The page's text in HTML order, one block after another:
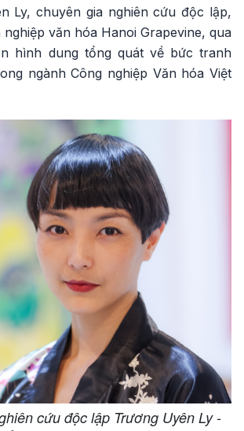
Ly, chuyên gia nghiên cứu độc lập,
văn hóa Hanoi Grapevine, qua
hình dung tổng quát về bức tranh
ngành Công nghiệp Văn hóa Việt
cứu độc lập Trương Uyên Ly -